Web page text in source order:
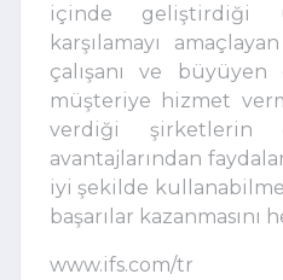
içinde geliştirdiği
karşılamayı
çalışanı ve büyüyen
müşteriye hizmet
verdiği şirketlerin
avantajlarından
iyi şekilde
başarılar kazanmasını
www.ifs.com/tr